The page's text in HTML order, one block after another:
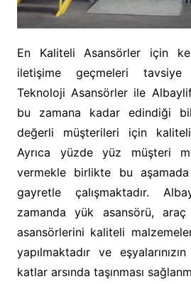
En Kaliteli Asansörler için
iletişime geçmeleri tavsiye
Teknoloji Asansörler ile
bu zamana kadar edindiği
değerli müşterileri için
Ayrıca yüzde yüz müşteri
vermekle birlikte bu
gayretle çalışmaktadır.
zamanda yük asansörü,
asansörlerini kaliteli
yapılmaktadır ve
katlar arsında taşınması